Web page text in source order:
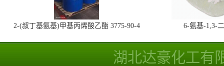
2-(叔丁基氨基)甲基丙烯酸乙酯 3775-90-4 6-氨基-1,3-
湖北达豪化工有